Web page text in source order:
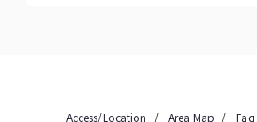
Access/Location Area Map Faq